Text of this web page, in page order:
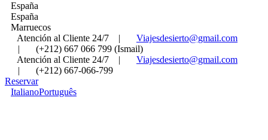
España
España
Marruecos
Atención al Cliente 24/7
|
Viajesdesierto@gmail.com
|
(+212) 667 066 799 (Ismail)
Atención al Cliente 24/7
|
Viajesdesierto@gmail.com
|
(+212) 667-066-799
Reservar
ItalianoPortuguês